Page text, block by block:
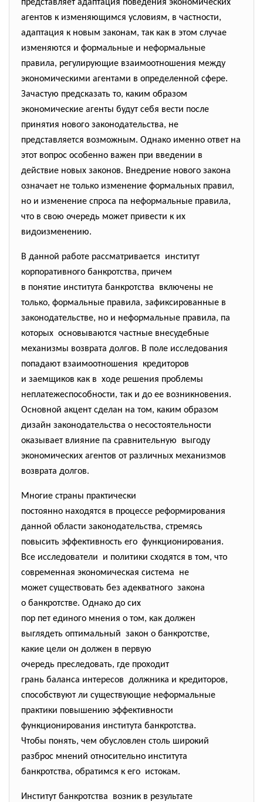
представляет адаптация поведения экономических
агентов к изменяющимся условиям, в частности,
адаптация к новым законам, так как в этом случае
изменяются и формальные и неформальные
правила, регулирующие взаимоотношения между
экономическими агентами в определенной сфере.
Зачастую предсказать то, каким образом
экономические агенты будут себя вести после
принятия нового законодательства, не
представляется возможным. Однако именно ответ на
этот вопрос особенно важен при введении в
действие новых законов. Внедрение нового закона
означает не только изменение формальных правил,
но и изменение спроса па неформальные правила,
что в свою очередь может привести к их
видоизменению.
В данной работе рассматривается институт
корпоративного банкротства, причем
в понятие института банкротства включены не
только, формальные правила, зафиксированные в
законодательстве, но и неформальные правила, па
которых основываются частные внесудебные
механизмы возврата долгов. В поле исследования
попадают взаимоотношения кредиторов
и заемщиков как в ходе решения проблемы
неплатежеспособности, так и до ее возникновения.
Основной акцент сделан на том, каким образом
дизайн законодательства о несостоятельности
оказывает влияние па сравнительную выгоду
экономических агентов от различных механизмов
возврата долгов.
Многие страны практически
постоянно находятся в процессе реформирования
данной области законодательства, стремясь
повысить эффективность его функционирования.
Все исследователи и политики сходятся в том, что
современная экономическая система не
может существовать без адекватного закона
о банкротстве. Однако до сих
пор пет единого мнения о том, как должен
выглядеть оптимальный закон о банкротстве,
какие цели он должен в первую
очередь преследовать, где проходит
грань баланса интересов должника и кредиторов,
способствуют ли существующие неформальные
практики повышению эффективности
функционирования института банкротства.
Чтобы понять, чем обусловлен столь широкий
разброс мнений относительно института
банкротства, обратимся к его истокам.
Институт банкротства возник в результате